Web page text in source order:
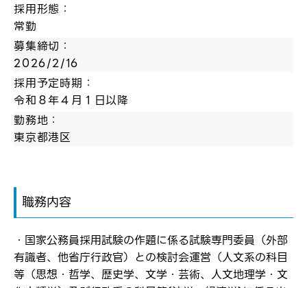
採用形態：
常勤
募集締切：
2026/2/16
採用予定時期：
令和８年４月１日以降
勤務地：
東京都港区
職務内容
・国家公務員採用試験の作題に係る試験専門委員（外部
有識者、他省庁行政官）との検討会運営（人文系の科目
等（思想・哲学、歴史学、文学・芸術、人文地理学・文